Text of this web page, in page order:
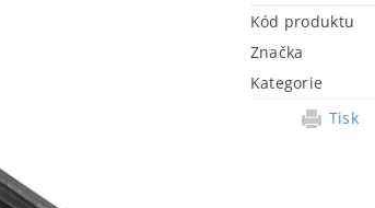
Kód produktu
Značka
Kategorie
Tisk